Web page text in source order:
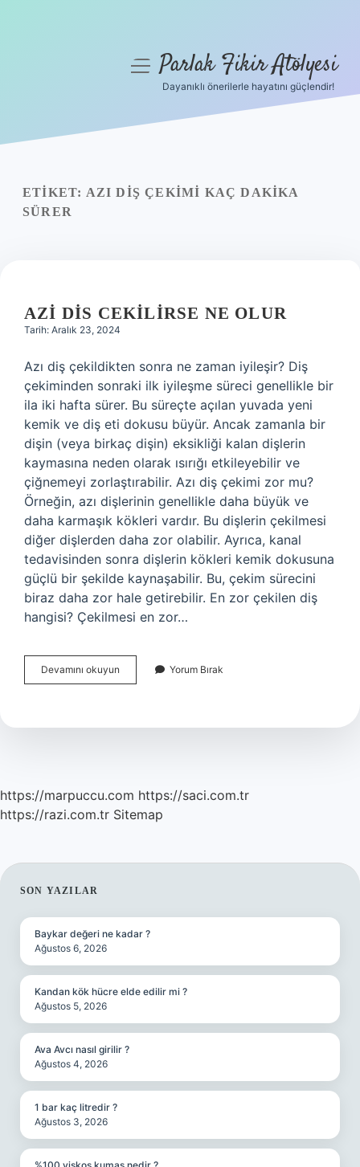
Yasal Uyarı
menüyüParlak Fikir Atölyesi
Dayanıklı önerilerle hayatını güçlendir!
ETIKET: AZI DIŞ ÇEKIMI KAÇ DAKIKA
SÜRER
AZI DIS CEKILIRSE NE OLUR
Tarih: Aralık 23, 2024
Azı diş çekildikten sonra ne zaman iyileşir? Diş
çekiminden sonraki ilk iyileşme süreci genellikle bir
ila iki hafta sürer. Bu süreçte açılan yuvada yeni
kemik ve diş eti dokusu büyür. Ancak zamanla bir
dişin (veya birkaç dişin) eksikliği kalan dişlerin
kaymasına neden olarak ısırığı etkileyebilir ve
çiğnemeyi zorlaştırabilir. Azı diş çekimi zor mu?
Örneğin, azı dişlerinin genellikle daha büyük ve
daha karmaşık kökleri vardır. Bu dişlerin çekilmesi
diğer dişlerden daha zor olabilir. Ayrıca, kanal
tedavisinden sonra dişlerin kökleri kemik dokusuna
güçlü bir şekilde kaynaşabilir. Bu, çekim sürecini
biraz daha zor hale getirebilir. En zor çekilen diş
hangisi? Çekilmesi en zor…
Devamını okuyun
Dis
Olur
Yorum Bırak
https://marpuccu.com https://saci.com.tr
https://razi.com.tr Sitemap
SIDEBAR
SON YAZILAR
Baykar değeri ne kadar ?
Ağustos 6, 2026
Kandan kök hücre elde edilir mi ?
Ağustos 5, 2026
Ava Avcı nasıl girilir ?
Ağustos 4, 2026
1 bar kaç litredir ?
Ağustos 3, 2026